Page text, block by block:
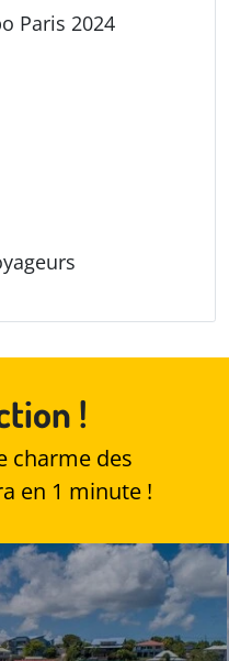
Paris 2024
!
charme des
en 1 minute !